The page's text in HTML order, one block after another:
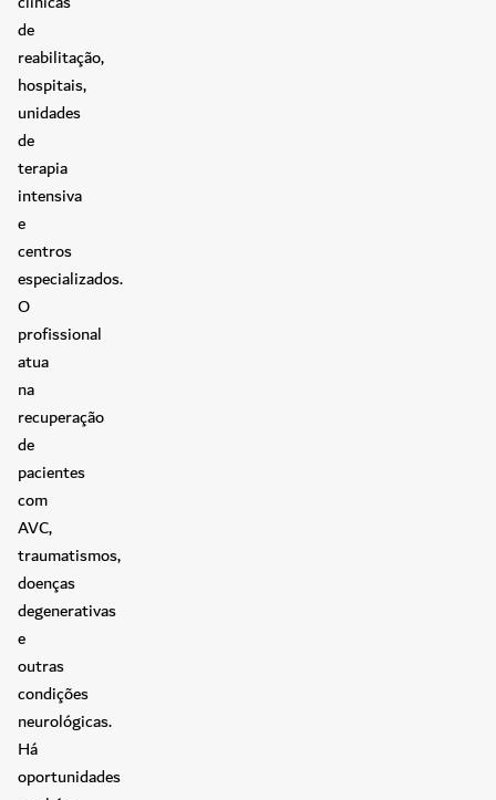
de
reabilitação,
hospitais,
unidades
de
terapia
intensiva
e
centros
especializados.
O
profissional
atua
na
recuperação
de
pacientes
com
AVC,
traumatismos,
doenças
degenerativas
e
outras
condições
neurológicas.
Há
oportunidades